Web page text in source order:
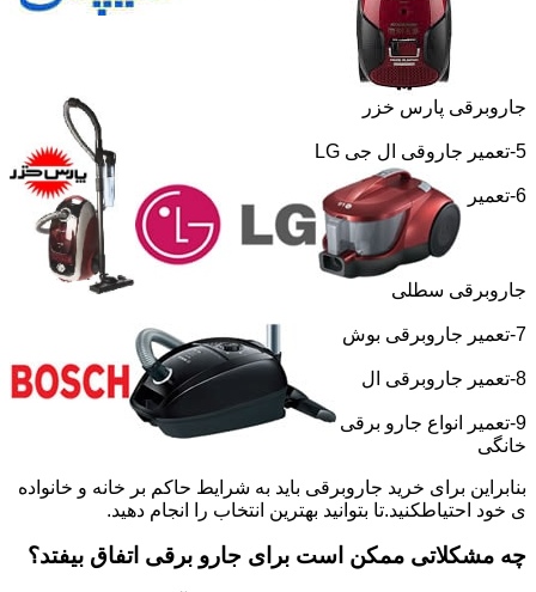
جاروبرقی پارس خزر
5-تعمیر جاروقی ال جی LG
6-تعمیر
جاروبرقی سطلی
7-تعمیر جاروبرقی بوش
8-تعمیر جاروبرقی ال
9-تعمیر انواع جارو برقی
خانگی
بنابراین برای خرید جاروبرقی باید به شرایط حاکم بر خانه و خانواده
ی خود احتیاطکنید.تا بتوانید بهترین انتخاب را انجام دهید.
چه مشکلاتی ممکن است برای جارو برقی اتفاق بیفتد؟